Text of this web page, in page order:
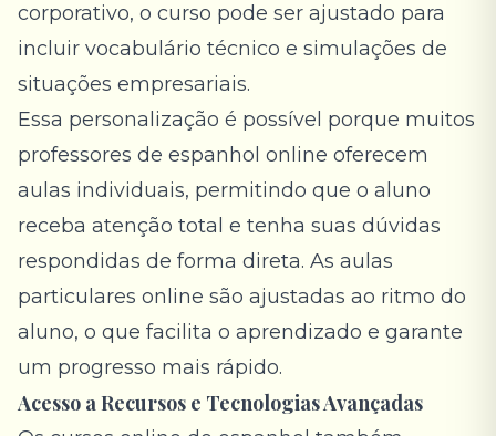
corporativo, o curso pode ser ajustado para
incluir vocabulário técnico e simulações de
situações empresariais.
Essa personalização é possível porque muitos
professores de espanhol online oferecem
aulas individuais, permitindo que o aluno
receba atenção total e tenha suas dúvidas
respondidas de forma direta. As aulas
particulares online são ajustadas ao ritmo do
aluno, o que facilita o aprendizado e garante
um progresso mais rápido.
Acesso a Recursos e Tecnologias Avançadas